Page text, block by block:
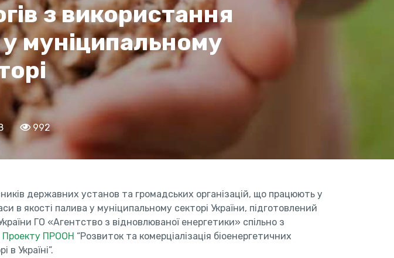
з використання
муніципальному
992
державних установ та громадських організацій, що працюють у
в якості палива у муніципальному секторі України, підготовлений
ГО «Агентство з відновлюваної енергетики» спільно з
Проекту ПРООН “Розвиток та комерціалізація біоенергетичних
в Україні”.